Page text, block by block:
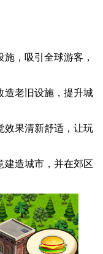
，吸引全球游客，
造老旧设施，提升城
效果清新舒适，让玩
建造城市，并在郊区